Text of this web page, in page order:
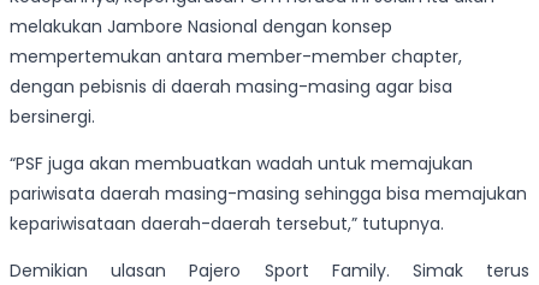
melakukan Jambore Nasional dengan konsep
mempertemukan antara member-member chapter,
dengan pebisnis di daerah masing-masing agar bisa
bersinergi.
“PSF juga akan membuatkan wadah untuk memajukan
pariwisata daerah masing-masing sehingga bisa memajukan
kepariwisataan daerah-daerah tersebut,” tutupnya.
Demikian ulasan Pajero Sport Family. Simak terus